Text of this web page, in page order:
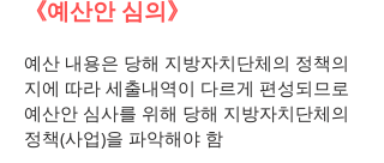
《예산안 심의》
예산 내용은 당해 지방자치단체의 정책의
지에 따라 세출내역이 다르게 편성되므로
예산안 심사를 위해 당해 지방자치단체의
정책(사업)을 파악해야 함